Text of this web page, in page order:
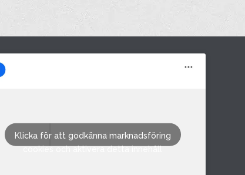
M&M i Fröland AB
Klicka för att godkänna marknadsföring
cookies och aktivera detta innehåll